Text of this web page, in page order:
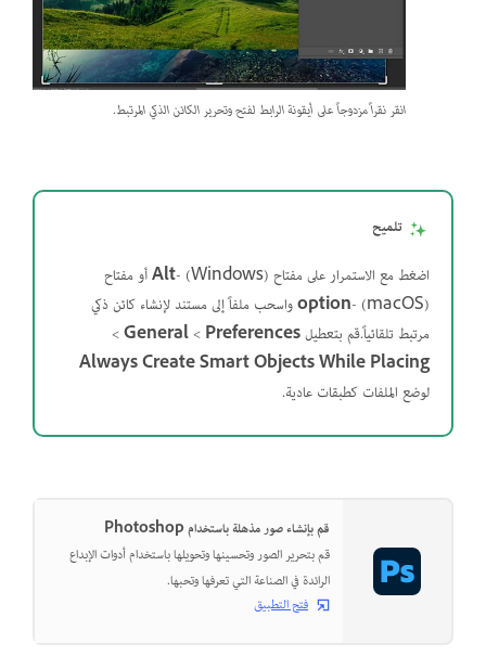
انقر نقراً مزدوجاً على أيقونة الرابط لفتح وتحرير الكائن الذكي المرتبط.
تلميح
اضغط مع الاستمرار على مفتاح
Alt- (Windows) أو مفتاح
option-
(macOS) واسحب ملفاً إلى مستند لإنشاء كائن ذكي
مرتبط تلقائياً.قم بتعطيلPreferences
>
>
لوضع الملفات كطبقات عادية.
قم بإنشاء صور مذهلة باستخدام Photoshop
قم بتحرير الصور وتحسينها وتحويلها باستخدام أدوات الإبداع
الرائدة في الصناعة التي تعرفها وتحبها.
فتح التطبيق